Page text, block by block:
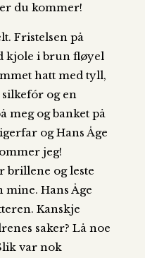
du kommer!
Fristelsen på
kjole i brun fløyel
hatt med tyll,
og en
meg og banket på
og Hans Åge
jeg!
brillene og leste
Hans Åge
Kanskje
saker? Lå noe
var nok